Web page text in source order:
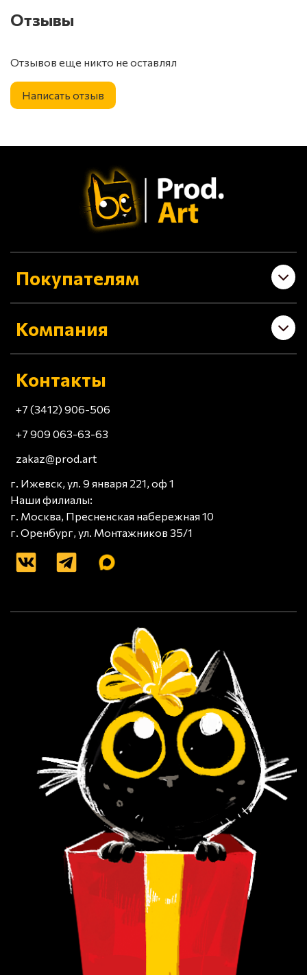
Отзывы
Отзывов еще никто не оставлял
Написать отзыв
Покупателям
Компания
Контакты
+7 (3412) 906-506
+7 909 063-63-63
zakaz@prod.art
г. Ижевск, ул. 9 января 221, оф 1
Наши филиалы:
г. Москва, Пресненская набережная 10
г. Оренбург, ул. Монтажников 35/1